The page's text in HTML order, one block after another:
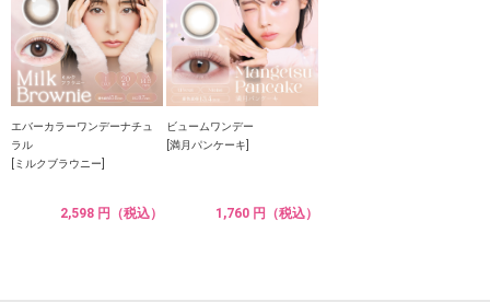
エバーカラーワンデーナチュ
ラル
[ミルクブラウニー]
2,598 円（税込）
ビュームワンデー
[満月パンケーキ]
1,760 円（税込）